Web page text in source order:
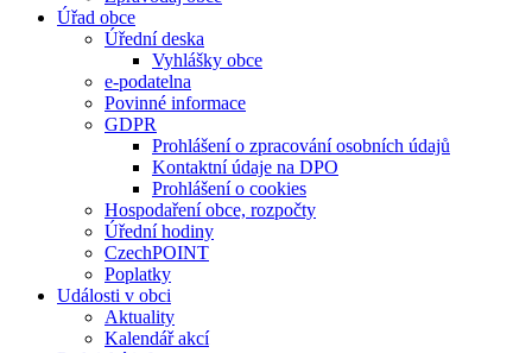
Úřad obce
Úřední deska
Vyhlášky obce
e-podatelna
Povinné informace
GDPR
Prohlášení o zpracování osobních údajů
Kontaktní údaje na DPO
Prohlášení o cookies
Hospodaření obce, rozpočty
Úřední hodiny
CzechPOINT
Poplatky
Události v obci
Aktuality
Kalendář akcí